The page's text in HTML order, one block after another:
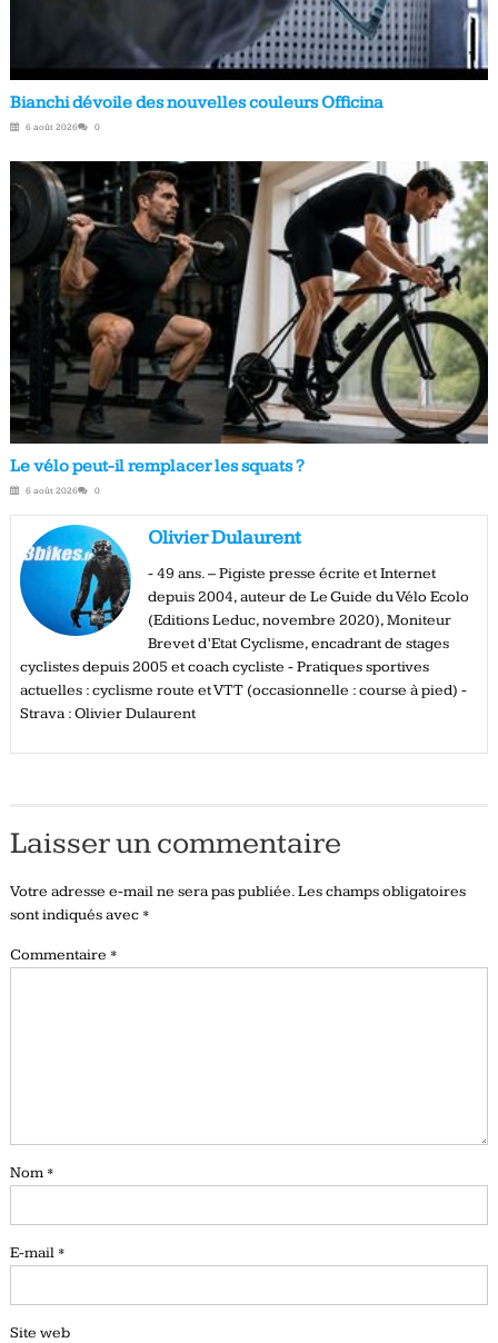
Bianchi dévoile des nouvelles couleurs Officina
6 août 2026 0
Le vélo peut-il remplacer les squats ?
6 août 2026 0
Olivier Dulaurent
- 49 ans. – Pigiste presse écrite et Internet
depuis 2004, auteur de Le Guide du Vélo Ecolo
(Editions Leduc, novembre 2020), Moniteur
Brevet d’Etat Cyclisme, encadrant de stages
cyclistes depuis 2005 et coach cycliste - Pratiques sportives
actuelles : cyclisme route et VTT (occasionnelle : course à pied) -
Strava : Olivier Dulaurent
Laisser un commentaire
Votre adresse e-mail ne sera pas publiée.Les champs obligatoires
sont indiqués avec *
Commentaire *
Nom *
E-mail *
Site web